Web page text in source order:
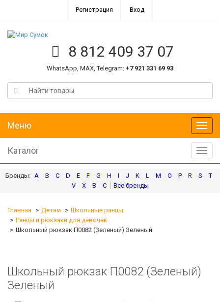
Регистрация Вход
8 812 409 37 07
WhatsApp, MAX, Telegram: +7 921 331 69 93
Меню
Меню
Каталог
A B C D E F G H I J K L M O P R S
T
V
X В С
Главная Детям
Школьные ранцы
Ранцы и рюкзаки для девочек
Школьный рюкзак П0082 (Зеленый) Зеленый
Школьный рюкзак П0082 (Зеленый)
Зеленый